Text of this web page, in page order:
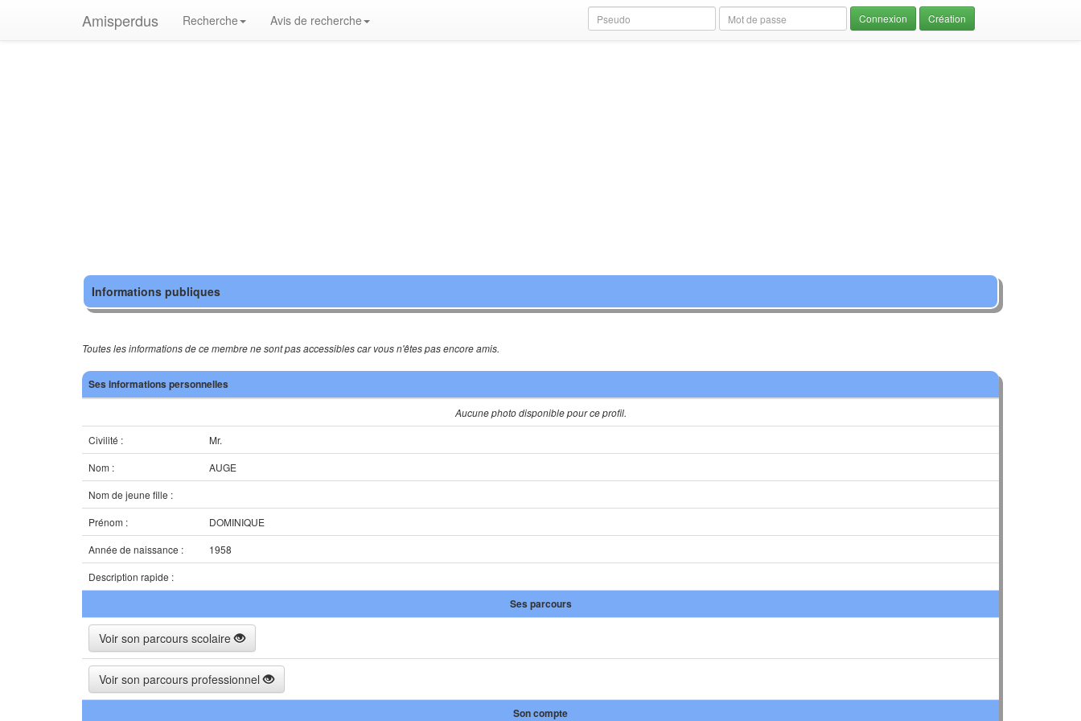
Amisperdus Recherche Avis de recherche Création
Informations publiques
Toutes les informations de ce membre ne sont pas accessibles car vous n'êtes pas encore amis.
Ses informations personnelles
Aucune photo disponible pour ce profil.
Civilité :
Mr.
Nom :
AUGE
Nom de jeune fille :
Prénom :
DOMINIQUE
Année de naissance :
1958
Description rapide :
Ses parcours
Voir son parcours scolaire
Voir son parcours professionnel
Son compte